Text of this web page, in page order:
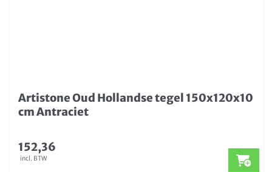
Artistone Oud Hollandse tegel 150x120x10
cm Antraciet
152,36
incl. BTW